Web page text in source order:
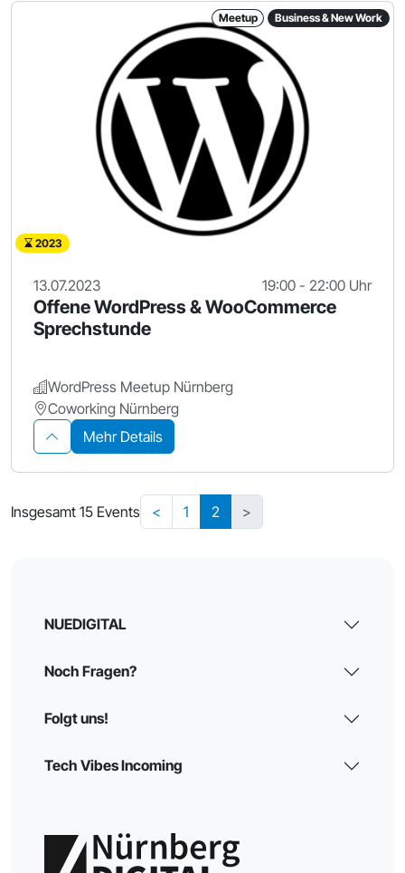
Meetup Business & New Work
2023
13.07.2023 19:00 - 22:00 Uhr
Offene WordPress & WooCommerce
Sprechstunde
WordPress Meetup Nürnberg
Coworking Nürnberg
Mehr Details
Insgesamt 15 Events < 1 2 >
NUEDIGITAL
Noch Fragen?
Folgt uns!
Tech Vibes Incoming